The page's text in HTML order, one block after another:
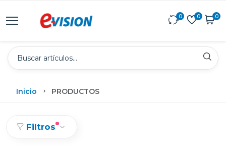
0 0 0
Inicio PRODUCTOS
Filtros